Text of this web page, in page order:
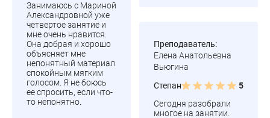
Занимаюсь с Мариной
Александровной уже
четвертое занятие и
мне очень нравится.
Она добрая и хорошо
объясняет мне
непонятный материал
спокойным мягким
голосом. Я не боюсь
ее спросить, если что-
то непонятно.
Преподаватель:
Елена Анатольевна
Вьюгина
Степан
5
Сегодня разобрали
многое на занятии.